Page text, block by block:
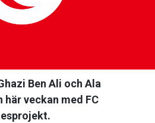
Ben Ali och Ala
veckan med FC